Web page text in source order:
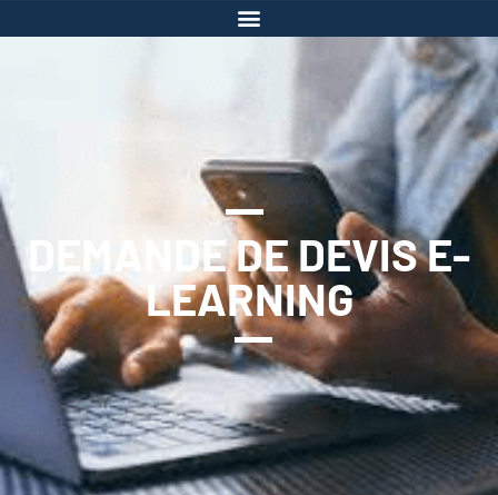
DEMANDE DE DEVIS E-
LEARNING